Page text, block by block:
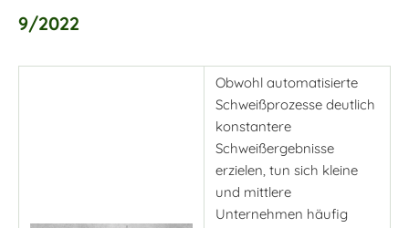
9/2022
Obwohl automatisierte
Schweißprozesse deutlich
konstantere
Schweißergebnisse
erzielen, tun sich kleine
und mittlere
Unternehmen häufig